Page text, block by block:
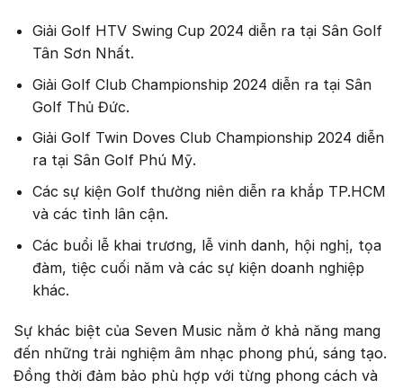
Giải Golf HTV Swing Cup 2024 diễn ra tại Sân Golf
Tân Sơn Nhất.
Giải Golf Club Championship 2024 diễn ra tại Sân
Golf Thủ Đức.
Giải Golf Twin Doves Club Championship 2024 diễn
ra tại Sân Golf Phú Mỹ.
Các sự kiện Golf thường niên diễn ra khắp TP.HCM
và các tỉnh lân cận.
Các buổi lễ khai trương, lễ vinh danh, hội nghị, tọa
đàm, tiệc cuối năm và các sự kiện doanh nghiệp
khác.
Sự khác biệt của Seven Music nằm ở khả năng mang
đến những trải nghiệm âm nhạc phong phú, sáng tạo.
Đồng thời đảm bảo phù hợp với từng phong cách và